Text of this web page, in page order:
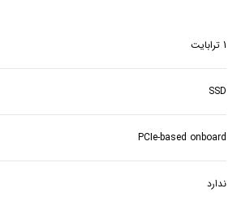
1 ترابایت
SSD
PCIe-based onboard
ندارد